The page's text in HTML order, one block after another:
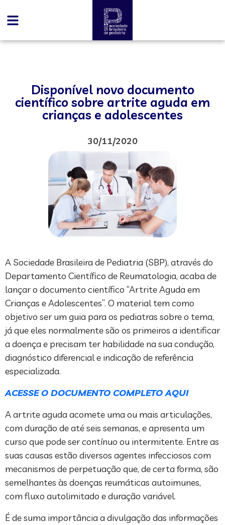
Disponível novo documento
científico sobre artrite aguda em
crianças e adolescentes
30/11/2020
A Sociedade Brasileira de Pediatria (SBP), através do
Departamento Científico de Reumatologia, acaba de
lançar o documento científico “Artrite Aguda em
Crianças e Adolescentes”. O material tem como
objetivo ser um guia para os pediatras sobre o tema,
já que eles normalmente são os primeiros a identificar
a doença e precisam ter habilidade na sua condução,
diagnóstico diferencial e indicação de referência
especializada.
ACESSE O DOCUMENTO COMPLETO AQUI
A artrite aguda acomete uma ou mais articulações,
com duração de até seis semanas, e apresenta um
curso que pode ser contínuo ou intermitente. Entre as
suas causas estão diversos agentes infecciosos com
mecanismos de perpetuação que, de certa forma, são
semelhantes às doenças reumáticas autoimunes,
com fluxo autolimitado e duração variável.
É de suma importância a divulgação das informações